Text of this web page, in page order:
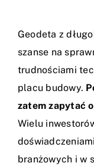
Geodeta z
szanse na
trudnościami
placu budowy.
zatem zapytać
Wielu
branżowych i w